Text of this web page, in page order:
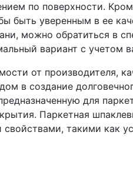
по поверхности.
быть уверенным в ее
можно обратиться в
вариант с учетом
от производителя,
в создание
для
Паркетная
такими как